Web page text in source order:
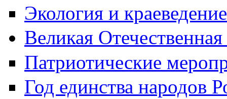
Экология и краеведение
Великая
Патриотические
Год единства народов